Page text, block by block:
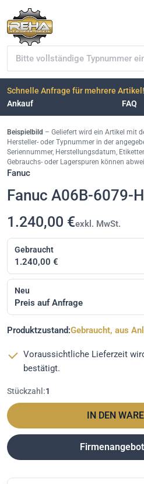
Typnummer suchen
Schnelle Anfrage für mehrere Artikel!
Ankauf
FAQ
Beispielbild – Geliefert wird ein Artikel mit
Hersteller- oder Typnummer in der
Seriennummer, Herstellungsdatum,
Gebrauchs- oder Lagerspuren können
Fanuc
Fanuc A06B-6079-
1.240,00 €exkl. MwSt.
Gebraucht
1.240,00 €
Neu
Preis auf Anfrage
Produktzustand:Gebraucht, aus
Voraussichtliche Lieferzeit
bestätigt.
Stückzahl:1
IN DEN